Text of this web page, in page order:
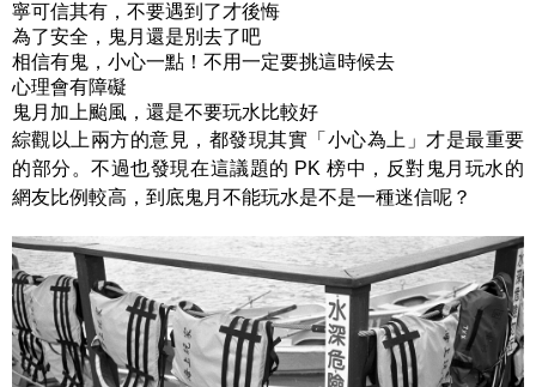
寧可信其有，不要遇到了才後悔
為了安全，鬼月還是別去了吧
相信有鬼，小心一點！不用一定要挑這時候去
心理會有障礙
鬼月加上颱風，還是不要玩水比較好
綜觀以上兩方的意見，都發現其實「小心為上」才是最重要
的部分。不過也發現在這議題的 PK 榜中，反對鬼月玩水的
網友比例較高，到底鬼月不能玩水是不是一種迷信呢？